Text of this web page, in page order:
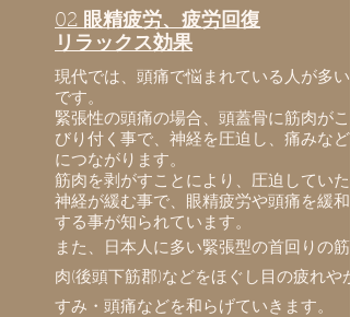
02 眼精疲労、疲労回復
​リラックス効果
現代では、頭痛で悩まれている人が多い
です。
緊張性の頭痛の場合、頭蓋骨に筋肉がこ
びり付く事で、神経を圧迫し、痛みなど
につながります。
筋肉を剥がすことにより、圧迫していた
神経が緩む事で、眼精疲労や頭痛を緩和
する事が知られています。
また、日本人に多い緊張型の首回りの筋
肉(後頭下筋郡)などをほぐし目の疲れやか
すみ・頭痛などを和らげていきます。